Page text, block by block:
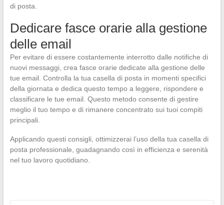
di posta.
Dedicare fasce orarie alla gestione
delle email
Per evitare di essere costantemente interrotto dalle notifiche di
nuovi messaggi, crea fasce orarie dedicate alla gestione delle
tue email. Controlla la tua casella di posta in momenti specifici
della giornata e dedica questo tempo a leggere, rispondere e
classificare le tue email. Questo metodo consente di gestire
meglio il tuo tempo e di rimanere concentrato sui tuoi compiti
principali.
Applicando questi consigli, ottimizzerai l’uso della tua casella di
posta professionale, guadagnando così in efficienza e serenità
nel tuo lavoro quotidiano.